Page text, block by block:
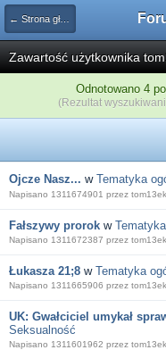
← Strona główna
Zawartość użytkownika
Odnotowano 4
(Rezultat
Ojcze Nasz... w Tematyka
Napisano 1311674901 przez tom13ek
Fałszywy prorok w
Napisano 1311672387 przez tom13ek
Łukasza 21;8 w Tematyka
Napisano 1311665906 przez tom13ek
UK: Gwałciciel umykał
Seksualność
Napisano 1311601962 przez tom13ek